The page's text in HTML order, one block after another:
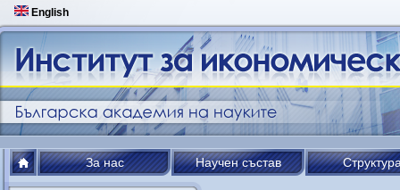
English
За нас Научен състав